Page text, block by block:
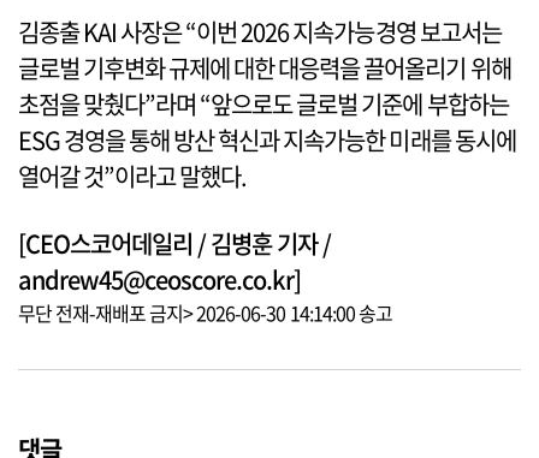
김종출 KAI 사장은 “이번 2026 지속가능경영 보고서는
글로벌 기후변화 규제에 대한 대응력을 끌어올리기 위해
초점을 맞췄다”라며 “앞으로도 글로벌 기준에 부합하는
ESG 경영을 통해 방산 혁신과 지속가능한 미래를 동시에
열어갈 것”이라고 말했다.
[CEO스코어데일리 / 김병훈 기자 /
andrew45@ceoscore.co.kr]
무단 전재-재배포 금지> 2026-06-30 14:14:00 송고
댓글